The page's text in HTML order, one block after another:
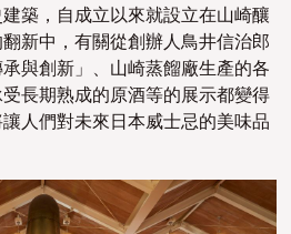
築，自成立以來就設立在山崎釀
新中，有關從創辦人鳥井信治郎
與創新」 、 山崎蒸餾廠生產的各
長期熟成的原酒等的展示都變得
人們對未來日本威士忌的美味品